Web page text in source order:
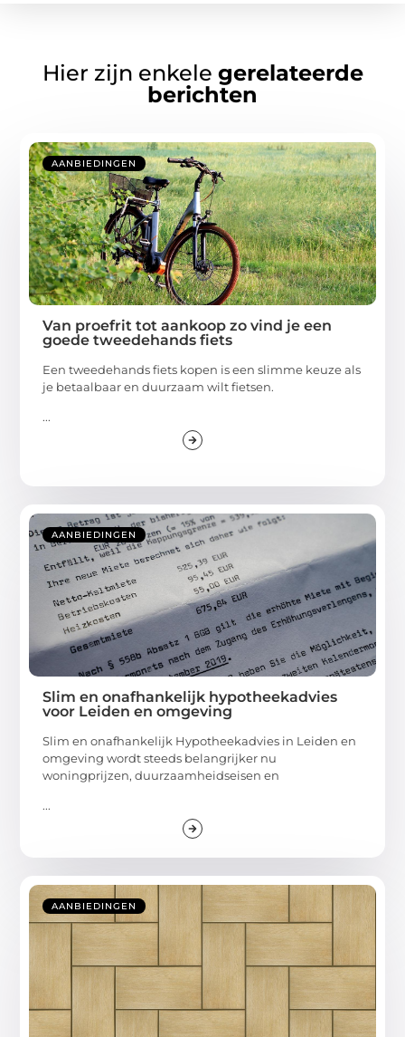
Hier zijn enkele gerelateerde
berichten
AANBIEDINGEN
Van proefrit tot aankoop zo vind je een
goede tweedehands fiets
Een tweedehands fiets kopen is een slimme keuze als
je betaalbaar en duurzaam wilt fietsen.
...
AANBIEDINGEN
Slim en onafhankelijk hypotheekadvies
voor Leiden en omgeving
Slim en onafhankelijk Hypotheekadvies in Leiden en
omgeving wordt steeds belangrijker nu
woningprijzen, duurzaamheidseisen en
...
AANBIEDINGEN